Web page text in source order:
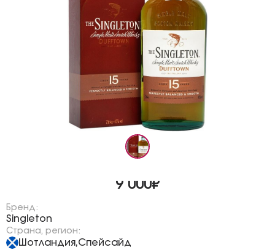
9 000₽
Бренд:
Singleton
Страна, регион:
Шотландия,Спейсайд